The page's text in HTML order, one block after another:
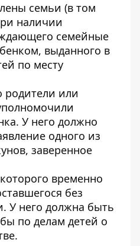
семьи (в том
наличии
семейные
выданного в
по месту
родители или
У него должно
одного из
заверенное
временно
без
У него должна быть
по делам детей о